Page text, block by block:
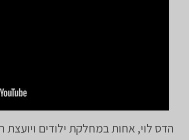
הדס לוי, אחות במחלקת ילודים ויועצת